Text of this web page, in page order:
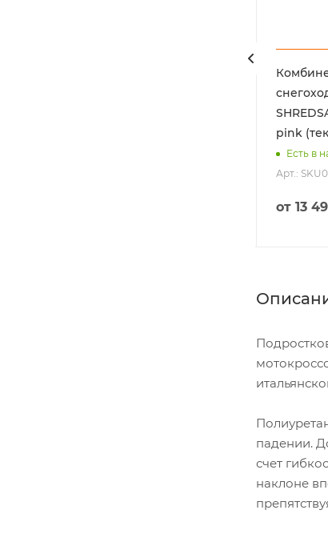
pink
Есть в
Арт.:
от 13
падении.
счет
наклоне